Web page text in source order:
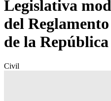
Legislativa
del
de la República
Civil